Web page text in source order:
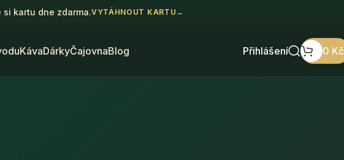
kartu dne zdarma.VYTÁHNOUT KARTU →
KávaDárkyČajovnaBlog Přihlášení 0 Kč